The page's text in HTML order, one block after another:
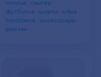
платье · свитер ·
футболка · шорты · юбка ·
толстовка · аксессуары ·
рюкзак